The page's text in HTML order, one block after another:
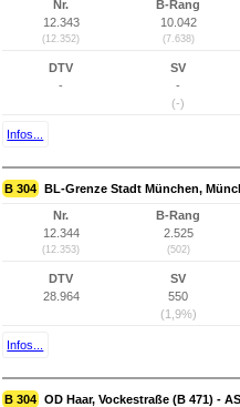
Nr.
12.343
(12.352)
B-Rang
10.042
(7.638)
DTV
-
SV
-
(-)
Infos...
B 304 BL-Grenze Stadt München,
Nr.
12.344
(12.353)
B-Rang
2.525
(502)
DTV
28.964
SV
550
(1,9%)
Infos...
B 304 OD Haar, Vockestraße (B 471) -